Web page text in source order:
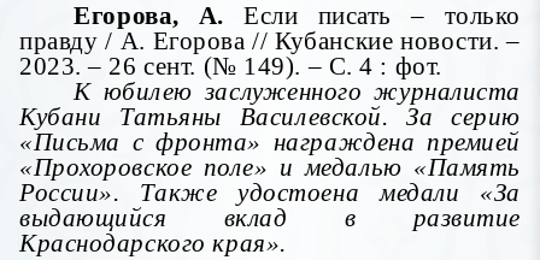
Егорова, А.Если писать – только
правду / А. Егорова // Кубанские новости. –
2023. – 26 сент. (№ 149). – С. 4 : фот.
К юбилею заслуженного журналиста
Кубани Татьяны Василевской. За серию
«Письма с фронта» награждена премией
«Прохоровское поле» и медалью «Память
России». Также удостоена медали «За
выдающийся вклад в развитие
Краснодарского края».